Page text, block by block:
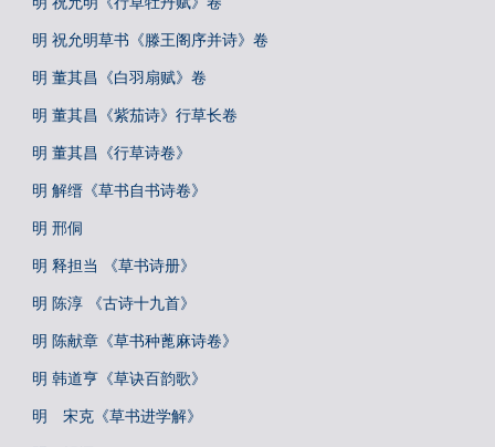
明 祝允明草书《滕王阁序并诗》卷
明 董其昌《白羽扇赋》卷
明 董其昌《紫茄诗》行草长卷
明 董其昌《行草诗卷》
明 解缙《草书自书诗卷》
明 邢侗
明 释担当 《草书诗册》
明 陈淳 《古诗十九首》
明 陈献章《草书种蓖麻诗卷》
明 韩道亨《草诀百韵歌》
明 宋克《草书进学解》